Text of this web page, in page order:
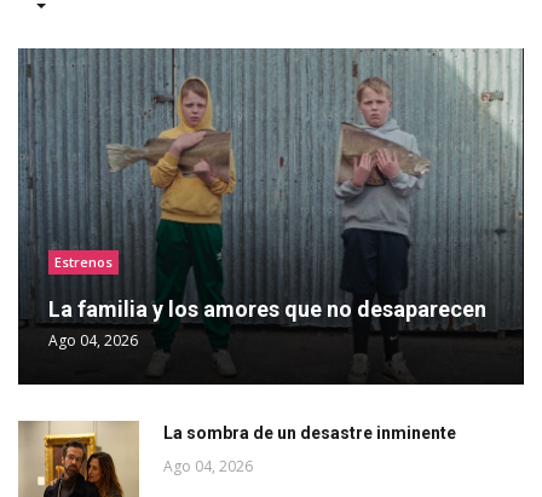
Estrenos
La familia y los amores que no desaparecen
Ago 04, 2026
La sombra de un desastre inminente
Ago 04, 2026